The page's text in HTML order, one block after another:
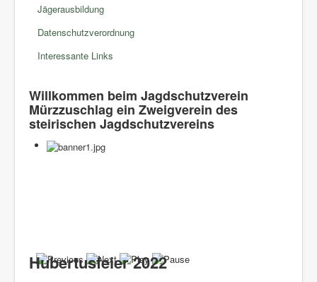
Jägerausbildung
Datenschutzverordnung
Interessante Links
Willkommen beim Jagdschutzverein
Mürzzuschlag ein Zweigverein des
steirischen Jagdschutzvereins
Hubertusfeier 2022